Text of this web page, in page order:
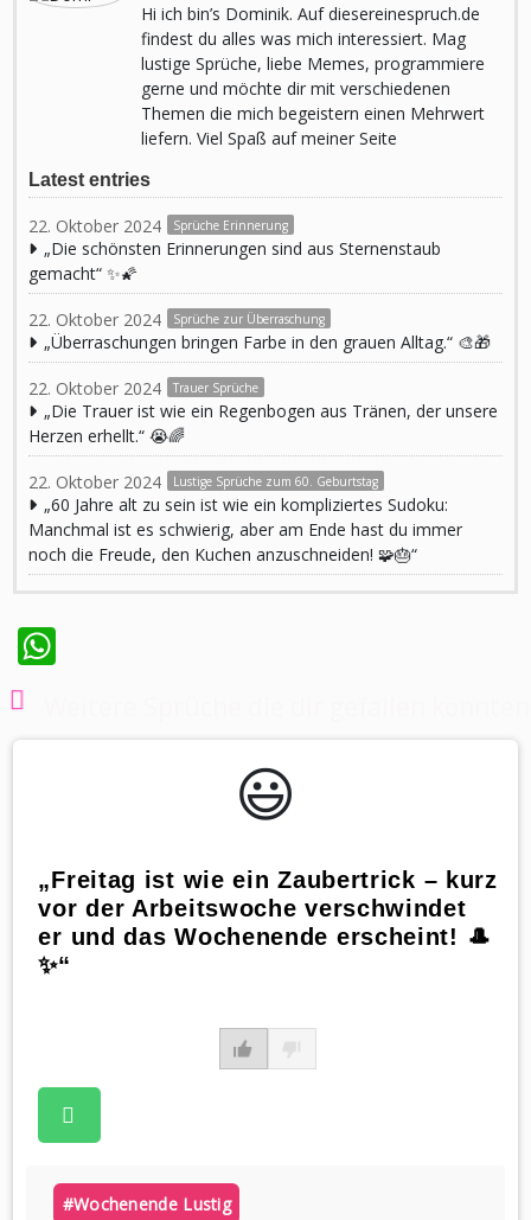
Hi ich bin’s Dominik. Auf diesereinespruch.de
findest du alles was mich interessiert. Mag
lustige Sprüche, liebe Memes, programmiere
gerne und möchte dir mit verschiedenen
Themen die mich begeistern einen Mehrwert
liefern. Viel Spaß auf meiner Seite
Latest entries
22. Oktober 2024 Sprüche Erinnerung
„Die schönsten Erinnerungen sind aus Sternenstaub
gemacht“ ✨🌠
22. Oktober 2024 Sprüche zur Überraschung
„Überraschungen bringen Farbe in den grauen Alltag.“ 🎨🎁
22. Oktober 2024 Trauer Sprüche
„Die Trauer ist wie ein Regenbogen aus Tränen, der unsere
Herzen erhellt.“ 😭🌈
22. Oktober 2024 Lustige Sprüche zum 60. Geburtstag
„60 Jahre alt zu sein ist wie ein kompliziertes Sudoku:
Manchmal ist es schwierig, aber am Ende hast du immer
noch die Freude, den Kuchen anzuschneiden! 🧩🎂“
😃️
„Freitag ist wie ein Zaubertrick – kurz
vor der Arbeitswoche verschwindet
er und das Wochenende erscheint! 🎩
✨“
#wochenende Lustig